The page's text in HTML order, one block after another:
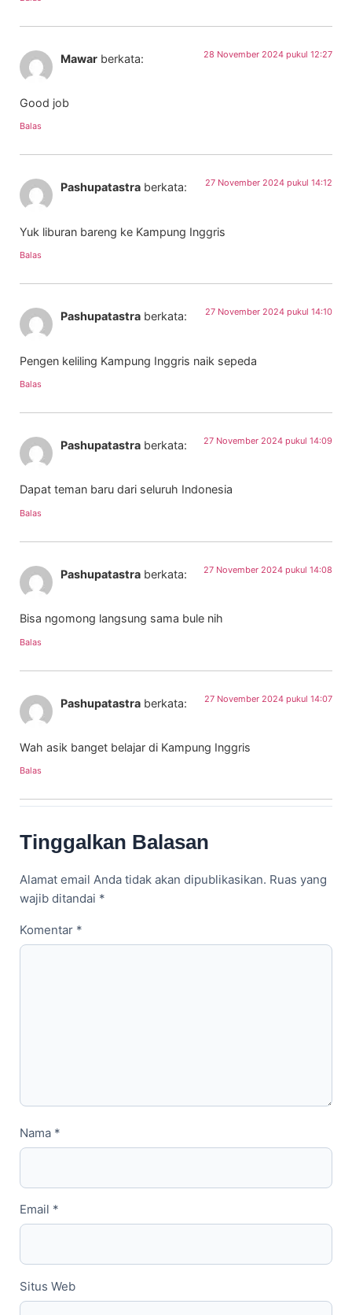
Mawar berkata: 28 November 2024 pukul 12:27
Good job
Balas
Pashupatastra berkata: 27 November 2024 pukul 14:12
Yuk liburan bareng ke Kampung Inggris
Balas
Pashupatastra berkata: 27 November 2024 pukul 14:10
Pengen keliling Kampung Inggris naik sepeda
Balas
Pashupatastra berkata: 27 November 2024 pukul 14:09
Dapat teman baru dari seluruh Indonesia
Balas
Pashupatastra berkata: 27 November 2024 pukul 14:08
Bisa ngomong langsung sama bule nih
Balas
Pashupatastra berkata: 27 November 2024 pukul 14:07
Wah asik banget belajar di Kampung Inggris
Balas
Tinggalkan Balasan
Alamat email Anda tidak akan dipublikasikan. Ruas yang
wajib ditandai *
Komentar *
Nama *
Email *
Situs Web